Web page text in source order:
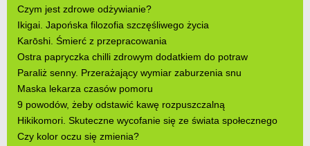
Czym jest zdrowe odżywianie?
Ikigai. Japońska filozofia szczęśliwego życia
Karōshi. Śmierć z przepracowania
Ostra papryczka chilli zdrowym dodatkiem do potraw
Paraliż senny. Przerażający wymiar zaburzenia snu
Maska lekarza czasów pomoru
9 powodów, żeby odstawić kawę rozpuszczalną
Hikikomori. Skuteczne wycofanie się ze świata społecznego
Czy kolor oczu się zmienia?